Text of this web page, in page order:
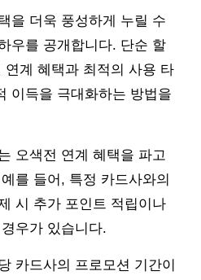
을 더욱 풍성하게 누릴 수
우를 공개합니다. 단순 할
연계 혜택과 최적의 사용 타
이득을 극대화하는 방법을
오색전 연계 혜택을 파고
를 들어, 특정 카드사와의
시 추가 포인트 적립이나
우가 있습니다.
카드사의 프로모션 기간이